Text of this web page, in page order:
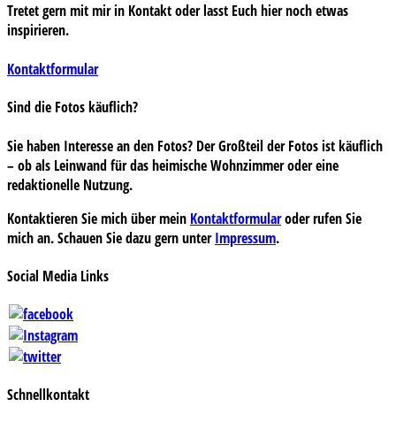
Tretet gern mit mir in Kontakt oder lasst Euch hier noch etwas
inspirieren.
Kontaktformular
Sind die Fotos käuflich?
Sie haben Interesse an den Fotos? Der Großteil der Fotos ist käuflich
– ob als Leinwand für das heimische Wohnzimmer oder eine
redaktionelle Nutzung.
Kontaktieren Sie mich über mein Kontaktformularoder rufen Sie
mich an. Schauen Sie dazu gern unterImpressum.
Social Media Links
Schnellkontakt